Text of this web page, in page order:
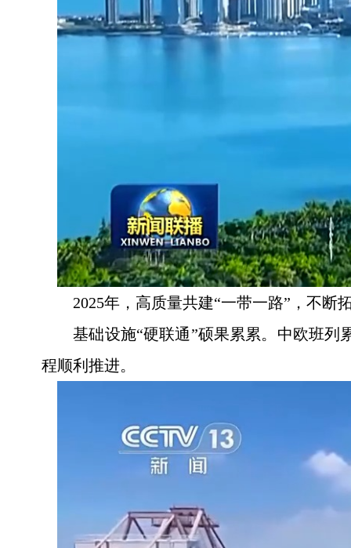
2025年，高质量共建“一带一路”，不断
基础设施“硬联通”硕果累累。中欧班列
程顺利推进。